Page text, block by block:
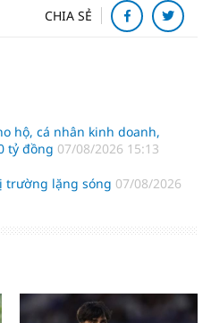
CHIA SẺ
hộ, cá nhân kinh doanh,
tỷ đồng 07/08/2026 15:13
trường lặng sóng 07/08/2026